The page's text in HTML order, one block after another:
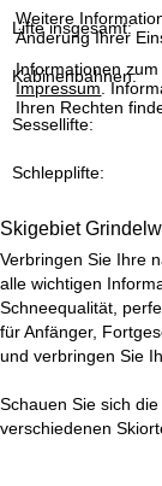
Weitere
Änderung Ihrer
Informationen
Impressum.
Ihren Rechten
e
Lifte insgesamt:
Kabinenbahnen:
Sessellifte:
Schlepplifte:
Skigebiet
Verbringen Sie Ihre
alle wichtigen
Schneequalität,
für Anfänger,
und verbringen Sie
Schauen Sie sich
verschiedenen